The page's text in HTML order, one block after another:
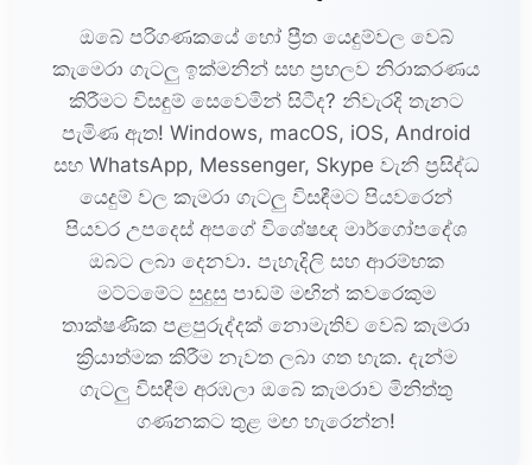
ඔබේ පරිගණකයේ හෝ ප්‍රීත යෙදුම්වල වෙබ්
කැමෙරා ගැටලු ඉක්මනින් සහ ප්‍රභලව නිරාකරණය
කිරීමට විසඳුම් සෙවෙමින් සිටීද? නිවැරදි තැනට
පැමිණ ඇත! Windows, macOS, iOS, Android
සහ WhatsApp, Messenger, Skype වැනි ප්‍රසිද්ධ
යෙදුම් වල කැමරා ගැටලු විසඳීමට පියවරෙන්
පියවර උපදෙස් අපගේ විශේෂඥ මාර්ගෝපදේශ
ඔබට ලබා දෙනවා. පැහැදිලි සහ ආරම්භක
මට්ටමේට සුදුසු පාඩම් මඟින් කවරෙකුම
තාක්ෂණික පළපුරුද්දක් නොමැතිව වෙබ් කැමරා
ක්‍රියාත්මක කිරීම නැවත ලබා ගත හැක. දැන්ම
ගැටලු විසඳීම අරඹලා ඔබේ කැමරාව මිනිත්තු
ගණනකට තුළ මඟ හැරෙන්න!